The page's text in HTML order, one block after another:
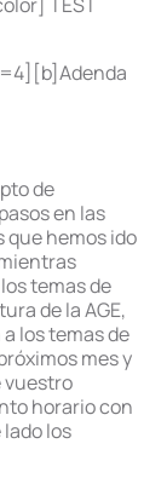
de
en las
que hemos ido
temas de
de la AGE,
los temas de
mes y
vuestro
horario con
los